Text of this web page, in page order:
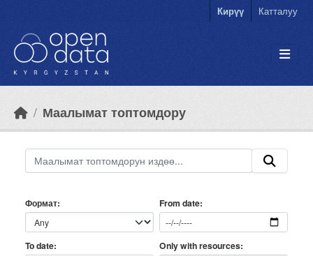
Кирүү Катталуу
Маалымат топтомдору
Формат From date
To date Only with resources